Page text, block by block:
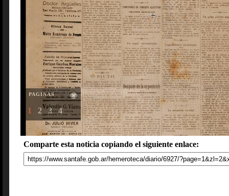
PAGINAS
1 2 3 4
Comparte esta noticia copiando el siguiente enlace: